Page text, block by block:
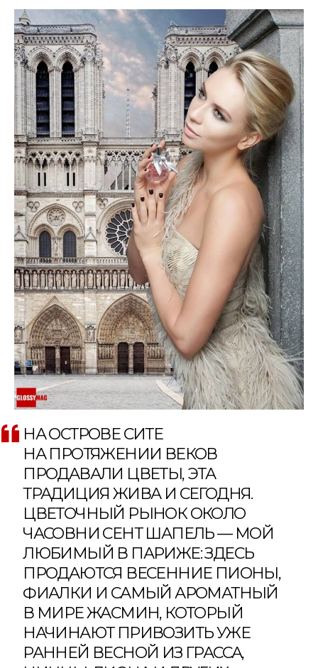
НА ОСТРОВЕ СИТЕ
НА ПРОТЯЖЕНИИ ВЕКОВ
ПРОДАВАЛИ ЦВЕТЫ, ЭТА
ТРАДИЦИЯ ЖИВА И СЕГОДНЯ.
ЦВЕТОЧНЫЙ РЫНОК ОКОЛО
ЧАСОВНИ СЕНТ ШАПЕЛЬ — МОЙ
ЛЮБИМЫЙ В ПАРИЖЕ: ЗДЕСЬ
ПРОДАЮТСЯ ВЕСЕННИЕ ПИОНЫ,
ФИАЛКИ И САМЫЙ АРОМАТНЫЙ
В МИРЕ ЖАСМИН, КОТОРЫЙ
НАЧИНАЮТ ПРИВОЗИТЬ УЖЕ
РАННЕЙ ВЕСНОЙ ИЗ ГРАССА,